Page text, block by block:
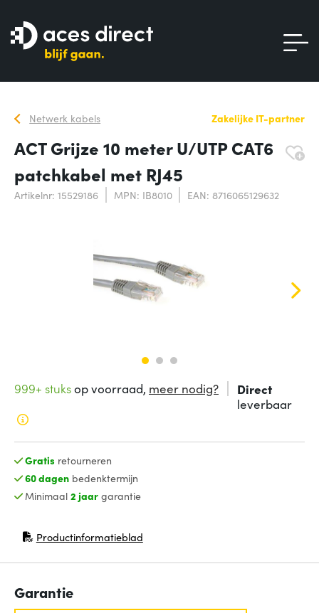
Netwerk kabels Zakelijke IT-partner
ACT Grijze 10 meter U/UTP CAT6
patchkabel met RJ45
Artikelnr: 15529186 MPN: IB8010 EAN: 8716065129632
999+ stuksop voorraad, meer nodig? Direct
leverbaar
Gratis retourneren
60 dagenbedenktermijn
Minimaal 2 jaargarantie
Productinformatieblad
(opent in nieuw venster)
Garantie